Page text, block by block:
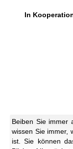
In
Beiben Sie immer
wissen Sie immer,
ist. Sie können